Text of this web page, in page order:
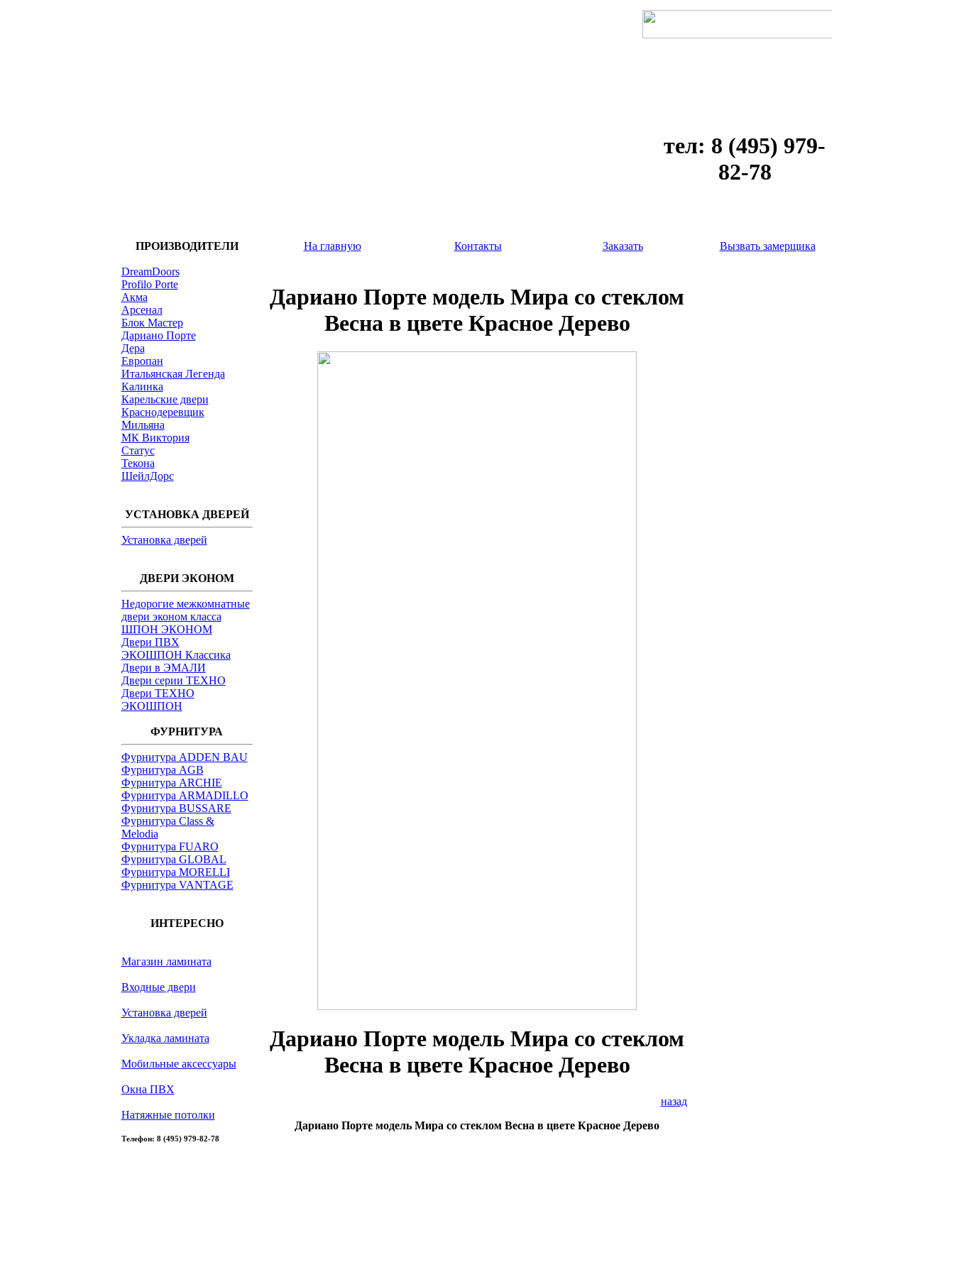
тел: 8 (495) 979-
82-78
ПРОИЗВОДИТЕЛИ
DreamDoors
Profilo Porte
Акма
Арсенал
Блок Мастер
Дариано Порте
Дера
Европан
Итальянская Легенда
Калинка
Карельские двери
Краснодеревщик
Мильяна
МК Виктория
Статус
Текона
ШейлДорс
УСТАНОВКА ДВЕРЕЙ
Установка дверей
ДВЕРИ ЭКОНОМ
Недорогие межкомнатные
двери эконом класса
ШПОН ЭКОНОМ
Двери ПВХ
ЭКОШПОН Классика
Двери в ЭМАЛИ
Двери серии ТЕХНО
Двери ТЕХНО
ЭКОШПОН
ФУРНИТУРА
Фурнитура ADDEN BAU
Фурнитура AGB
Фурнитура ARCHIE
Фурнитура ARMADILLO
Фурнитура BUSSARE
Фурнитура Class &
Melodia
Фурнитура FUARO
Фурнитура GLOBAL
Фурнитура MORELLI
Фурнитура VANTAGE
ИНТЕРЕСНО
Магазин ламината
Входные двери
Установка дверей
Укладка ламината
Мобильные аксессуары
Окна ПВХ
Натяжные потолки
Телефон: 8 (495) 979-82-78
На главную Контакты Заказать Вызвать замерщика
Дариано Порте модель Мира со стеклом
Весна в цвете Красное Дерево
Дариано Порте модель Мира со стеклом
Весна в цвете Красное Дерево
назад
Дариано Порте модель Мира со стеклом Весна в цвете Красное Дерево